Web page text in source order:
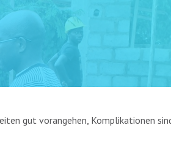
gut vorangehen, Komplikationen